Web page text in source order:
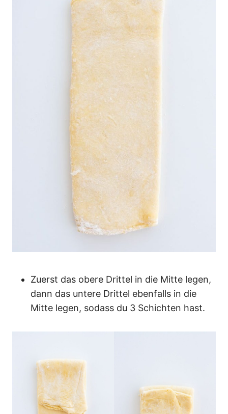
Zuerst das obere Drittel in die Mitte legen,
dann das untere Drittel ebenfalls in die
Mitte legen, sodass du 3 Schichten hast.